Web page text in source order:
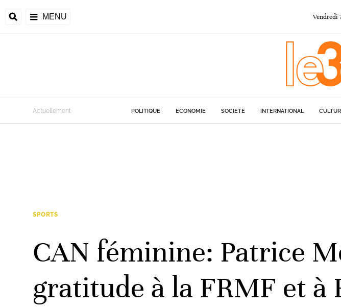
MENU Vendredi
Actuellement POLITIQUE ECONOMIE SOCIÉTÉ INTERNATIONAL
SPORTS
CAN féminine: Patrice
gratitude à la FRMF et à